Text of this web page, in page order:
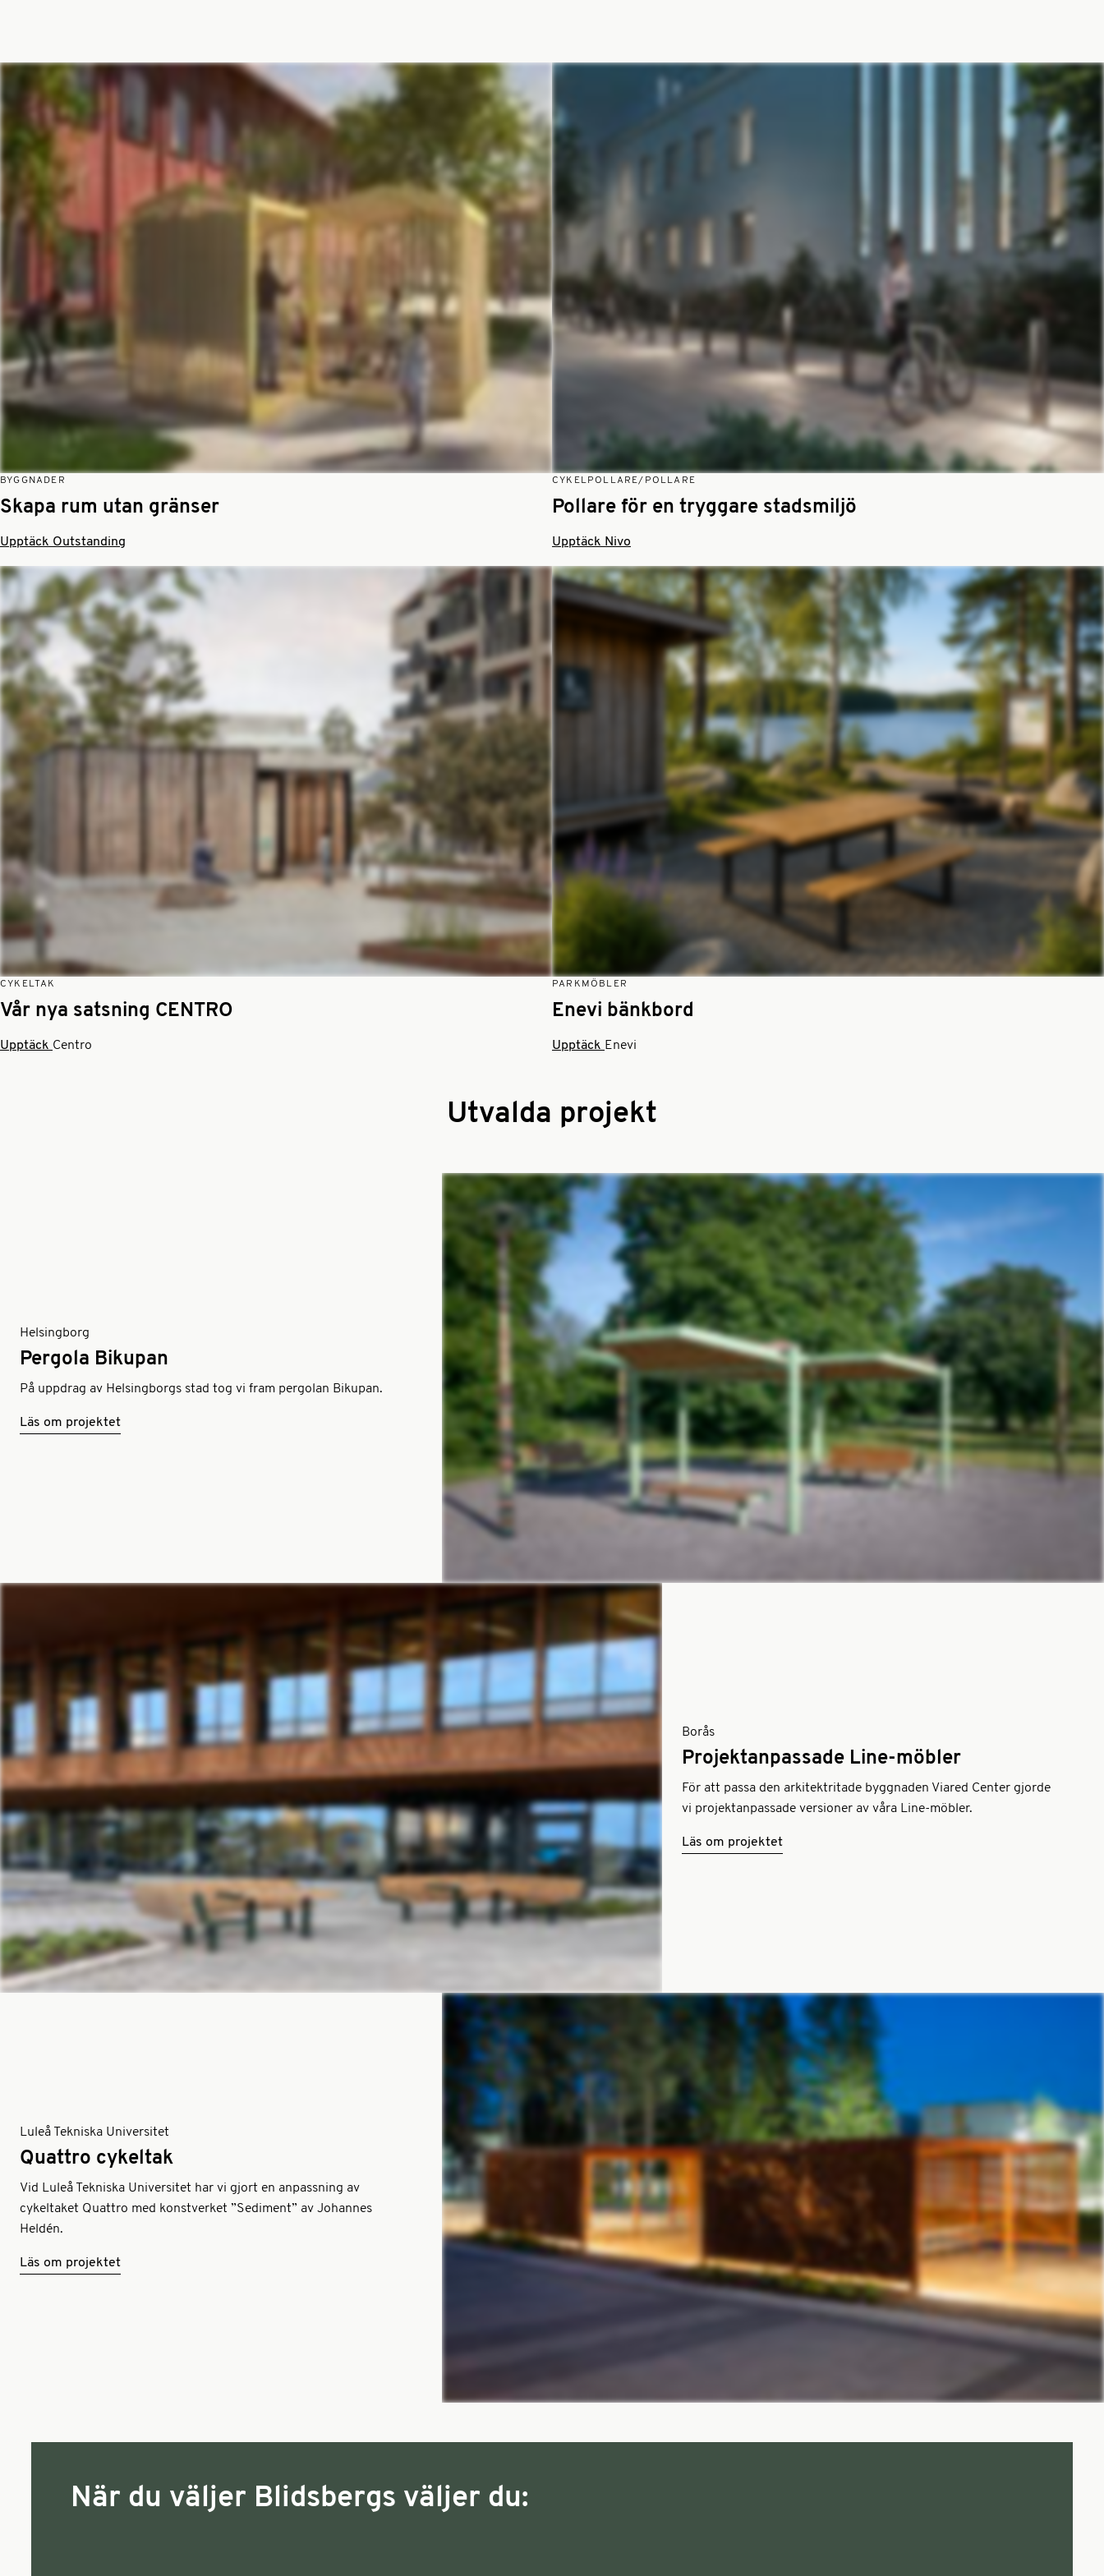
BYGGNADER
Skapa rum utan gränser
Upptäck Outstanding
CYKELPOLLARE/POLLARE
Pollare för en tryggare stadsmiljö
Upptäck Nivo
CYKELTAK
Vår nya satsning CENTRO
Upptäck Centro
PARKMÖBLER
Enevi bänkbord
Upptäck Enevi
Utvalda projekt
Helsingborg
Pergola Bikupan
På uppdrag av Helsingborgs stad tog vi fram pergolan Bikupan.
Läs om projektet
Borås
Projektanpassade Line-möbler
För att passa den arkitektritade byggnaden Viared Center gjorde
vi projektanpassade versioner av våra Line-möbler.
Läs om projektet
Luleå Tekniska Universitet
Quattro cykeltak
Vid Luleå Tekniska Universitet har vi gjort en anpassning av
cykeltaket Quattro med konstverket ”Sediment” av Johannes
Heldén.
Läs om projektet
När du väljer Blidsbergs väljer du: